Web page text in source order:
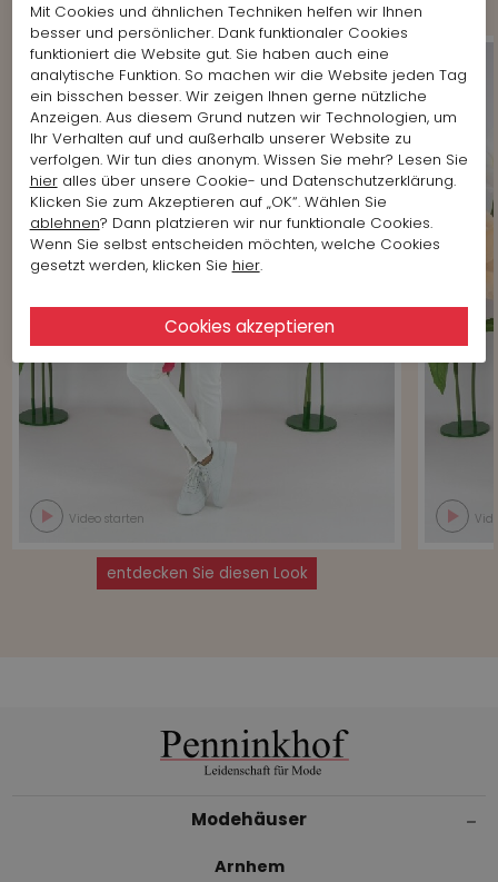
Video starten
entdecken Sie diesen Look
Modehäuser
Arnhem
Mit Cookies und ähnlichen Techniken helfen wir Ihnen
besser und persönlicher. Dank funktionaler Cookies
funktioniert die Website gut. Sie haben auch eine
analytische Funktion. So machen wir die Website jeden Tag
ein bisschen besser. Wir zeigen Ihnen gerne nützliche
Anzeigen. Aus diesem Grund nutzen wir Technologien, um
Ihr Verhalten auf und außerhalb unserer Website zu
verfolgen. Wir tun dies anonym. Wissen Sie mehr? Lesen Sie
hieralles über unsere Cookie- und Datenschutzerklärung.
Klicken Sie zum Akzeptieren auf „OK“. Wählen Sie
ablehnen? Dann platzieren wir nur funktionale Cookies.
Wenn Sie selbst entscheiden möchten, welche Cookies
gesetzt werden, klicken Sie hier.